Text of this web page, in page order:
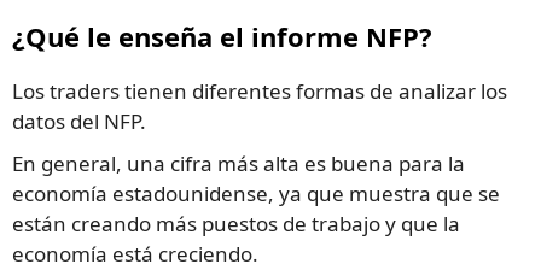
¿Qué le enseña el informe NFP?
Los traders tienen diferentes formas de analizar los
datos del NFP.
En general, una cifra más alta es buena para la
economía estadounidense, ya que muestra que se
están creando más puestos de trabajo y que la
economía está creciendo.